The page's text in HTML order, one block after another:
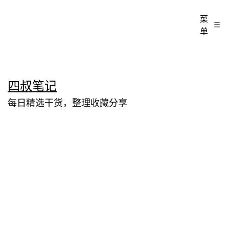
至
内
四叔笔记
每日精选干货，整理收藏分享
菜
单